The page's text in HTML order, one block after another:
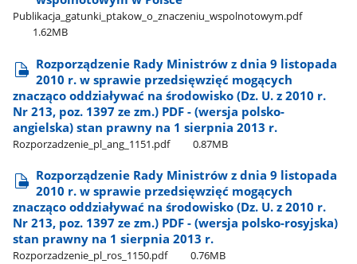
Publikacja​_gatunki​_ptakow​_o​_znaczeniu​_wspolnotowym.pdf
1.62MB
Rozporządzenie Rady Ministrów z dnia 9 listopada
2010 r. w sprawie przedsięwzięć mogących
znacząco oddziaływać na środowisko (Dz. U. z 2010 r.
Nr 213, poz. 1397 ze zm.) PDF - (wersja polsko-
angielska) stan prawny na 1 sierpnia 2013 r.
Rozporzadzenie​_pl​_ang​_1151.pdf 0.87MB
Rozporządzenie Rady Ministrów z dnia 9 listopada
2010 r. w sprawie przedsięwzięć mogących
znacząco oddziaływać na środowisko (Dz. U. z 2010 r.
Nr 213, poz. 1397 ze zm.) PDF - (wersja polsko-rosyjska)
stan prawny na 1 sierpnia 2013 r.
Rozporzadzenie​_pl​_ros​_1150.pdf 0.76MB